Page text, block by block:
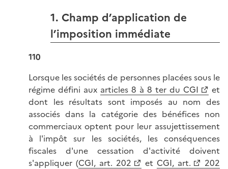
1. Champ d’application de
l’imposition immédiate
110
Lorsque les sociétés de personnes placées sous le
régime défini aux articles 8 à 8 ter du CGI
et
dont les résultats sont imposés au nom des
associés dans la catégorie des bénéfices non
commerciaux optent pour leur assujettissement
à l'impôt sur les sociétés, les conséquences
fiscales d'une cessation d'activité doivent
s'appliquer (CGI, art. 202 et CGI, art.
202